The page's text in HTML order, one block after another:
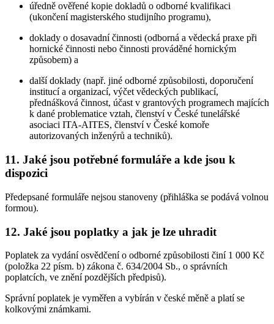
úředně ověřené kopie dokladů o odborné kvalifikaci
(ukončení magisterského studijního programu),
doklady o dosavadní činnosti (odborná a vědecká praxe při
hornické činnosti nebo činnosti prováděné hornickým
způsobem) a
další doklady (např. jiné odborné způsobilosti, doporučení
institucí a organizací, výčet vědeckých publikací,
přednášková činnost, účast v grantových programech majících
k dané problematice vztah, členství v České tunelářské
asociaci ITA-AITES, členství v České komoře
autorizovaných inženýrů a techniků).
11. Jaké jsou potřebné formuláře a kde jsou k
dispozici
Předepsané formuláře nejsou stanoveny (přihláška se podává volnou
formou).
12. Jaké jsou poplatky a jak je lze uhradit
Poplatek za vydání osvědčení o odborné způsobilosti činí 1 000 Kč
(položka 22 písm. b) zákona č. 634/2004 Sb., o správních
poplatcích, ve znění pozdějších předpisů).
Správní poplatek je vyměřen a vybírán v české měně a platí se
kolkovými známkami.